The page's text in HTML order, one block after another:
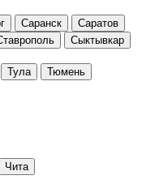
Саранск
Саратов
Сыктывкар
Тула Тюмень
Чита